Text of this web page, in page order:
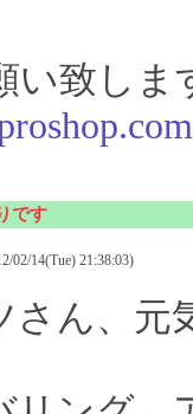
い致しま
です
02/14(Tue) 21:38:03)
さん、元